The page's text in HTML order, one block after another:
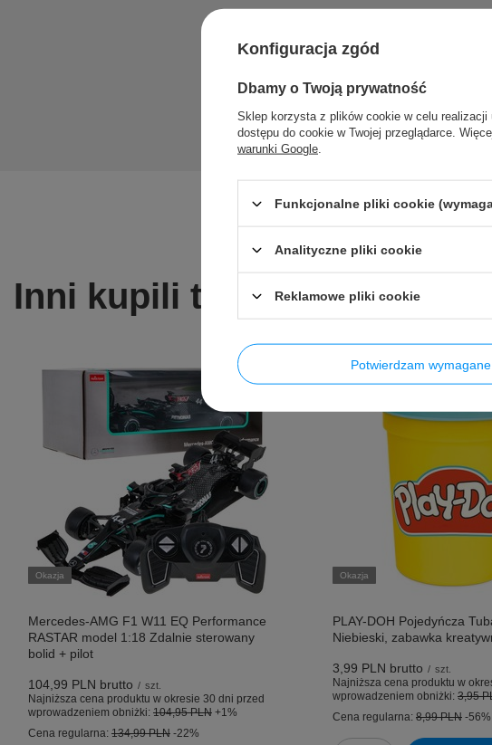
Inni kupili także ...
Okazja
Mercedes-AMG F1 W11 EQ Performance
RASTAR model 1:18 Zdalnie sterowany
bolid + pilot
104,99 PLN brutto / szt.
Najniższa cena produktu w okresie 30 dni przed
wprowadzeniem obniżki: 104,95 PLN +1%
Cena regularna: 134,99 PLN -22%
Okazja
PLAY-DOH Pojedyńcza
Niebieski, zabawka
3,99 PLN brutto / szt.
Najniższa cena produktu w
wprowadzeniem obniżki: 3,95
Cena regularna: 8,99 PLN -56%
Konfiguracja zgód
Dbamy o Twoją prywatność
Sklep korzysta z plików cookie w celu realizacji
dostępu do cookie w Twojej przeglądarce.
warunki Google
Funkcjonalne pliki cookie
Analityczne pliki cookie
Reklamowe pliki cookie
Potwierdzam wymagane